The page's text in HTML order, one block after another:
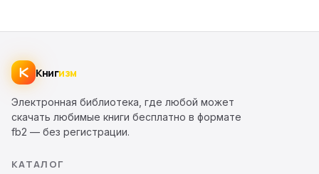
Книгизм
Электронная библиотека, где любой может
скачать любимые книги бесплатно в формате
fb2 — без регистрации.
КАТАЛОГ